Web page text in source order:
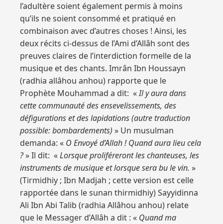
l’adultère soient également permis à moins
qu’ils ne soient consommé et pratiqué en
combinaison avec d’autres choses ! Ainsi, les
deux récits ci-dessus de l’Ami d’Allâh sont des
preuves claires de l’interdiction formelle de la
musique et des chants. Imrân Ibn Houssayn
(radhia allâhou anhou) rapporte que le
Prophète Mouhammad a dit: «Il y aura dans
cette communauté des ensevelissements, des
défigurations et des lapidations (autre traduction
possible: bombardements) » Un musulman
demanda: « O Envoyé d’Allah ! Quand aura lieu cela
?» Il dit: «Lorsque proliféreront les chanteuses, les
instruments de musique et lorsque sera bu le vin. »
(Tirmidhiy ; Ibn Madjah ; cette version est celle
rapportée dans le sunan thirmidhiy) Sayyidinna
Ali Ibn Abi Talib (radhia Allâhou anhou) relate
que le Messager d’Allâh a dit : « Quand ma